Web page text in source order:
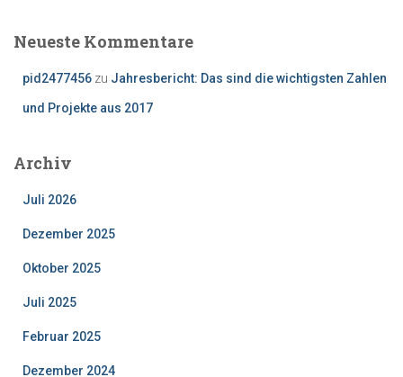
Neueste Kommentare
pid2477456 zu Jahresbericht: Das sind die wichtigsten Zahlen
und Projekte aus 2017
Archiv
Juli 2026
Dezember 2025
Oktober 2025
Juli 2025
Februar 2025
Dezember 2024